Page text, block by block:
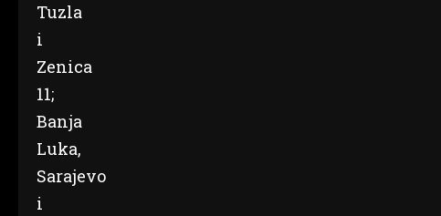
Tuzla
i
Zenica
11;
Banja
Luka,
Sarajevo
i